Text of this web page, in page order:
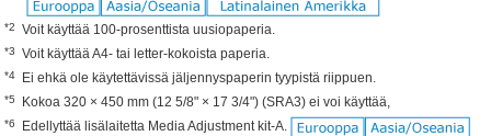
*2 Voit käyttää 100-prosenttista uusiopaperia.
*3 Voit käyttää A4- tai letter-kokoista paperia.
*4 Ei ehkä ole käytettävissä jäljennyspaperin tyypistä riippuen.
*5 Kokoa 320 × 450 mm (12 5/8" × 17 3/4") (SRA3) ei voi käyttää,
*6 Edellyttää lisälaitetta Media Adjustment kit-A.